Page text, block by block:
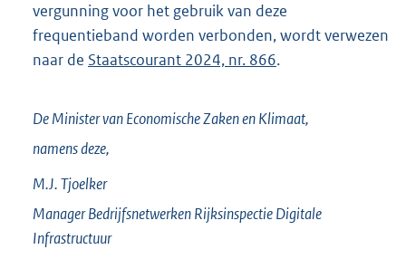
vergunning voor het gebruik van deze
frequentieband worden verbonden, wordt verwezen
naar de Staatscourant 2024, nr. 866.
De Minister van Economische Zaken en Klimaat,
namens deze,
M.J.Tjoelker
Manager BedrijfsnetwerkenRijksinspectie Digitale
Infrastructuur